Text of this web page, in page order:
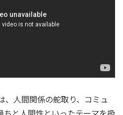
、人間関係の舵取り、コミュ